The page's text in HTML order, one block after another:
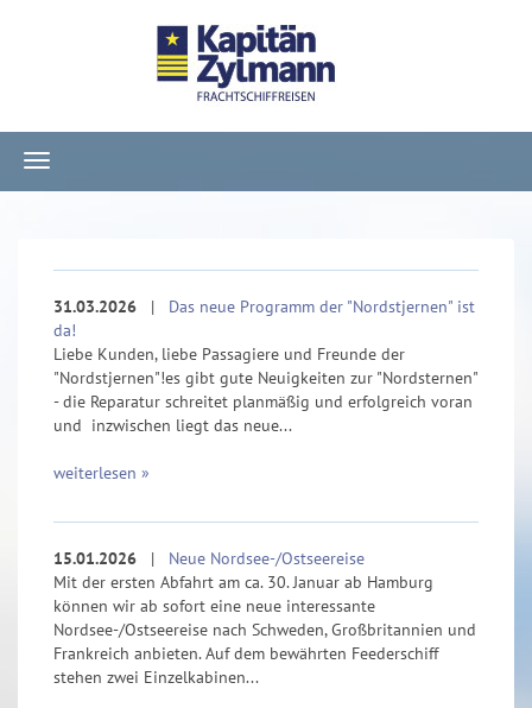
Navigation
ein-/ausblenden
31.03.2026 | Das neue Programm der "Nordstjernen" ist
da!
Liebe Kunden, liebe Passagiere und Freunde der
"Nordstjernen"!es gibt gute Neuigkeiten zur "Nordsternen"
- die Reparatur schreitet planmäßig und erfolgreich voran
und inzwischen liegt das neue...
weiterlesen »
15.01.2026 | Neue Nordsee-/Ostseereise
Mit der ersten Abfahrt am ca. 30. Januar ab Hamburg
können wir ab sofort eine neue interessante
Nordsee-/Ostseereise nach Schweden, Großbritannien und
Frankreich anbieten. Auf dem bewährten Feederschiff
stehen zwei Einzelkabinen...